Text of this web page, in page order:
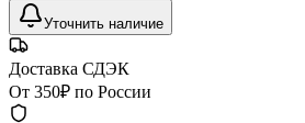
Уточнить наличие
Доставка СДЭК
От 350₽ по России